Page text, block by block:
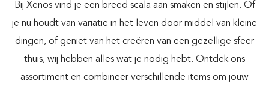
Bij Xenos vind je een breed scala aan smaken en stijlen. Of
je nu houdt van variatie in het leven door middel van kleine
dingen, of geniet van het creëren van een gezellige sfeer
thuis, wij hebben alles wat je nodig hebt. Ontdek ons
assortiment en combineer verschillende items om jouw